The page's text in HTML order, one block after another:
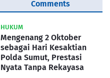
Comments
HUKUM
Mengenang 2 Oktober
sebagai Hari Kesaktian
Polda Sumut, Prestasi
Nyata Tanpa Rekayasa